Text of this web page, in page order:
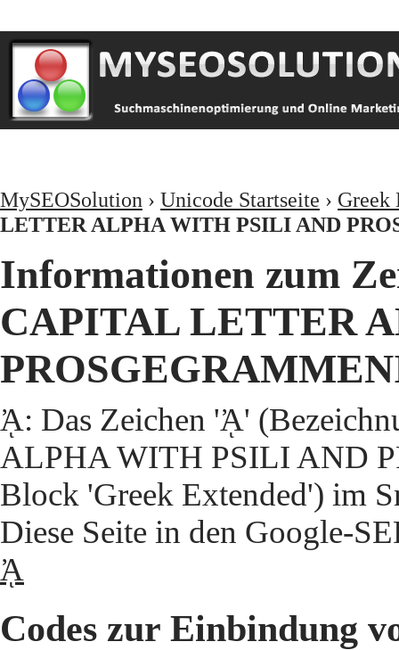
MySEOSolution › Unicode Startseite › Greek
LETTER ALPHA WITH PSILI AND
Informationen zum
CAPITAL LETTER
ᾈ: Das Zeichen 'ᾈ'
ALPHA WITH PSILI AND
Block 'Greek Extended') im
Diese Seite in den Google-
ᾈ
Codes zur Einbindung